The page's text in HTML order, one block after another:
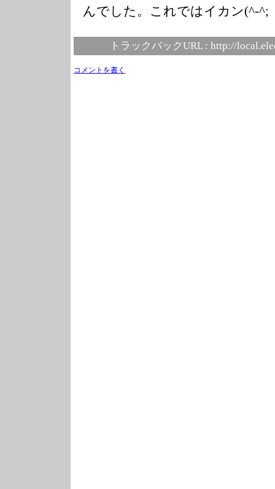
んでした。これではイカン(^-^;
トラックバックURL : http://
コメントを書く